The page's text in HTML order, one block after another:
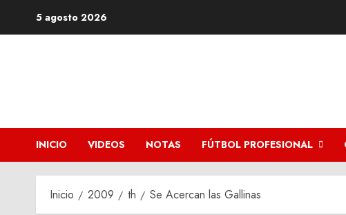
5 agosto 2026
INICIO VIDEOS NOTAS FÚTBOL PROFESIONAL
Inicio 2009 th Se Acercan las Gallinas